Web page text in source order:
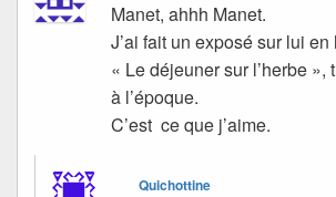
Manet, ahhh Manet.
J’ai fait un exposé sur lui en
« Le déjeuner sur l’herbe »,
à l’époque.
C’est ce que j’aime.
Quichottine